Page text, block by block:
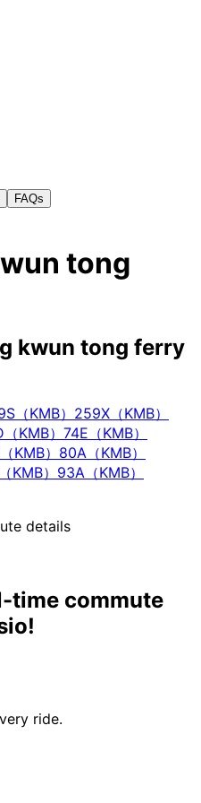
FAQs
tong
kwun tong ferry
（KMB） 259X（KMB）
KMB） 74E（KMB）
KMB） 80A（KMB）
KMB） 93A（KMB）
details
time commute
ride.